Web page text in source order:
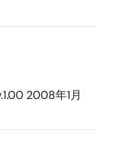
2008年1月